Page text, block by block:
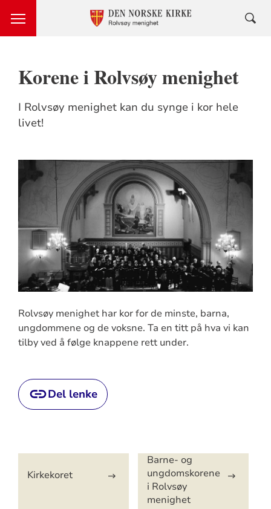
Korene i Rolvsøy menighet
I Rolvsøy menighet kan du synge i kor hele
livet!
Rolvsøy menighet har kor for de minste, barna,
ungdommene og de voksne. Ta en titt på hva vi kan
tilby ved å følge knappene rett under.
Del lenke
Kirkekoret
Barne- og
ungdomskorene
i Rolvsøy
menighet